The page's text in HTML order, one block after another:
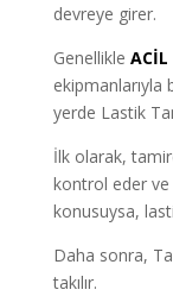
devreye girer.
Genellikle ACİL
ekipmanlarıyla
yerde Lastik
İlk olarak,
kontrol eder ve
konusuysa,
Daha sonra,
takılır.